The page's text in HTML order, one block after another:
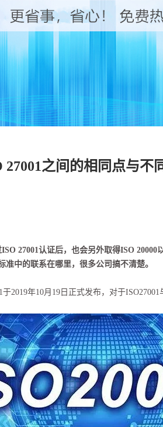
27001之间的相同点与不
27001认证后，也会另外取得ISO
准中的联系在哪里，很多公司搞不清楚。
2019年10月19日正式发布，对于